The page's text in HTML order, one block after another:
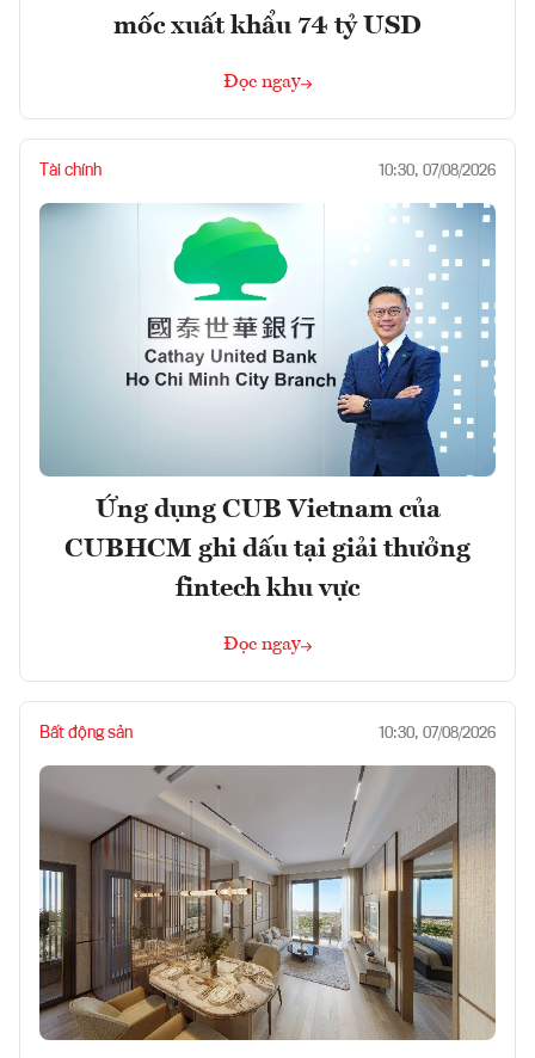
mốc xuất khẩu 74 tỷ USD
Đọc ngay
Tài chính 10:30, 07/08/2026
Ứng dụng CUB Vietnam của
CUBHCM ghi dấu tại giải thưởng
fintech khu vực
Đọc ngay
Bất động sản 10:30, 07/08/2026